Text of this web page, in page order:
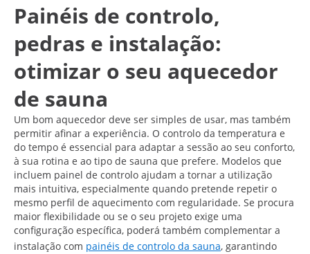
Painéis de controlo,
pedras e instalação:
otimizar o seu aquecedor
de sauna
Um bom aquecedor deve ser simples de usar, mas também
permitir afinar a experiência. O controlo da temperatura e
do tempo é essencial para adaptar a sessão ao seu conforto,
à sua rotina e ao tipo de sauna que prefere. Modelos que
incluem painel de controlo ajudam a tornar a utilização
mais intuitiva, especialmente quando pretende repetir o
mesmo perfil de aquecimento com regularidade. Se procura
maior flexibilidade ou se o seu projeto exige uma
configuração específica, poderá também complementar a
instalação com painéis de controlo da sauna, garantindo